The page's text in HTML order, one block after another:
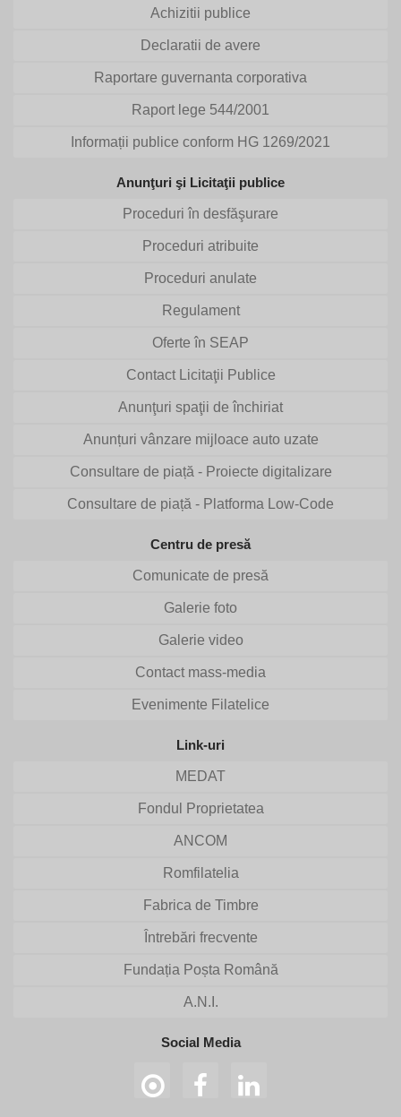
Achizitii publice
Declaratii de avere
Raportare guvernanta corporativa
Raport lege 544/2001
Informații publice conform HG 1269/2021
Anunţuri şi Licitaţii publice
Proceduri în desfăşurare
Proceduri atribuite
Proceduri anulate
Regulament
Oferte în SEAP
Contact Licitaţii Publice
Anunţuri spaţii de închiriat
Anunțuri vânzare mijloace auto uzate
Consultare de piață - Proiecte digitalizare
Consultare de piață - Platforma Low-Code
Centru de presă
Comunicate de presă
Galerie foto
Galerie video
Contact mass-media
Evenimente Filatelice
Link-uri
MEDAT
Fondul Proprietatea
ANCOM
Romfilatelia
Fabrica de Timbre
Întrebări frecvente
Fundația Poșta Română
A.N.I.
Social Media